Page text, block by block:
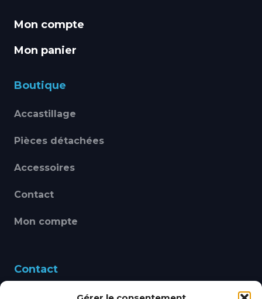
Mon compte
Mon panier
Boutique
Accastillage
Pièces détachées
Accessoires
Contact
Mon compte
Contact